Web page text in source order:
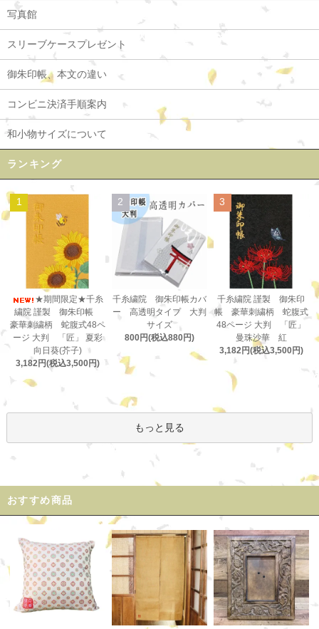
写真館
スリーブケースプレゼント
御朱印帳、本文の違い
コンビニ決済手順案内
和小物サイズについて
ランキング
1
★期間限定★千糸
繍院 謹製 御朱印帳
豪華刺繍柄 蛇腹式48ペ
ージ 大判 「匠」 夏彩
向日葵(芥子)
3,182円(税込3,500円)
2
千糸繍院 御朱印帳カバ
ー 高透明タイプ 大判
サイズ
800円(税込880円)
3
千糸繍院 謹製 御朱印
帳 豪華刺繍柄 蛇腹式
48ページ 大判 「匠」
曼珠沙華 紅
3,182円(税込3,500円)
もっと見る
おすすめ商品